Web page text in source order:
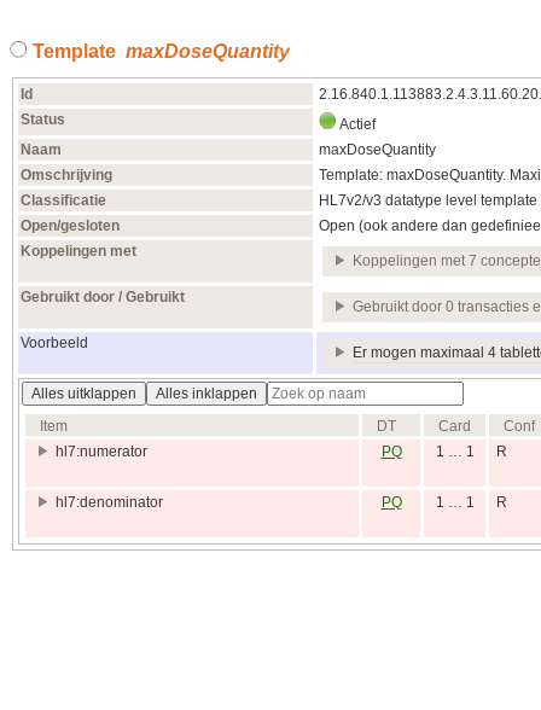
Template maxDoseQuantity
Id
Status
Actief
Naam
maxDoseQuantity
Omschrijving
Template: maxDoseQuantity.
Classificatie
HL7v2/v3 datatype level template
Open/gesloten
Open (ook andere dan
Koppelingen met
Koppelingen met 7
Gebruikt door / Gebruikt
Gebruikt door 0 transacties
Voorbeeld
Er mogen maximaal 4
Alles uitklappen
Alles inklappen
Item
DT Card
Conf
hl7:numerator
PQ 1 … 1 R
hl7:denominator PQ 1 … 1 R